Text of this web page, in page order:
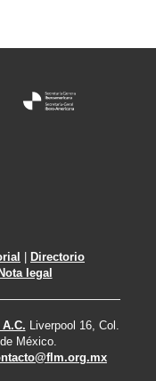
| Directorio
legal
Liverpool 16, Col.
México.